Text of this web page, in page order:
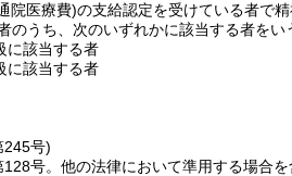
院医療費)の支給認定を受けている者で
うち、次のいずれかに該当する者をい
に該当する者
に該当する者
245号)
号。他の法律において準用する場合を